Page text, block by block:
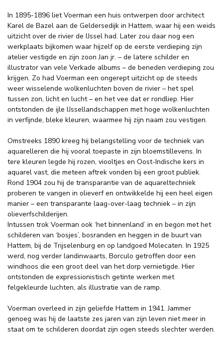
In 1895-1896 liet Voerman een huis ontwerpen door architect
Karel de Bazel aan de Geldersedijk in Hattem, waar hij een weids
uitzicht over de rivier de IJssel had. Later zou daar nog een
werkplaats bijkomen waar hijzelf op de eerste verdieping zijn
atelier vestigde en zijn zoon Jan jr. – de latere schilder en
illustrator van vele Verkade albums – de beneden verdieping zou
krijgen. Zo had Voerman een ongerept uitzicht op de steeds
weer wisselende wolkenluchten boven de rivier – het spel
tussen zon, licht en lucht – en het vee dat er rondliep. Hier
ontstonden de ijle IJssellandschappen met hoge wolkenluchten
in verfijnde, bleke kleuren, waarmee hij zijn naam zou vestigen.
Omstreeks 1890 kreeg hij belangstelling voor de techniek van
aquarelleren die hij vooral toepaste in zijn bloemstillevens. In
tere kleuren legde hij rozen, viooltjes en Oost-Indische kers in
aquarel vast, die meteen aftrek vonden bij een groot publiek.
Rond 1904 zou hij de transparantie van de aquareltechniek
proberen te vangen in olieverf en ontwikkelde hij een heel eigen
manier – een transparante laag-over-laag techniek – in zijn
olieverfschilderijen.
Intussen trok Voerman ook ‘het binnenland’ in en begon met het
schilderen van ‘bosjes’, bosranden en heggen in de buurt van
Hattem, bij de Trijselenburg en op landgoed Molecaten. In 1925
werd, nog verder landinwaarts, Borculo getroffen door een
windhoos die een groot deel van het dorp vernietigde. Hier
ontstonden de expressionistisch getinte werken met
felgekleurde luchten, als illustratie van de ramp.
Voerman overleed in zijn geliefde Hattem in 1941. Jammer
genoeg was hij de laatste zes jaren van zijn leven niet meer in
staat om te schilderen doordat zijn ogen steeds slechter werden.